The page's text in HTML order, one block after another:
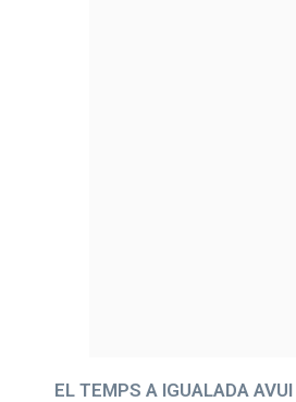
EL TEMPS A IGUALADA AVUI